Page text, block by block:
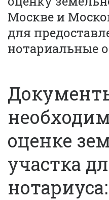
Москве и
для
нотариальные
оценке
участка
нотариуса: